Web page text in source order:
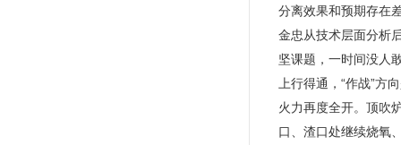
分离效果和预期存在
金忠从技术层面分析
坚课题，一时间没人
上行得通，“作战”方
火力再度全开。顶吹
口、渣口处继续烧氧